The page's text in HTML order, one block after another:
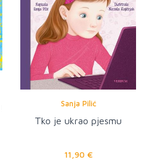
Sanja Pilić
Tko je ukrao pjesmu
11,90 €